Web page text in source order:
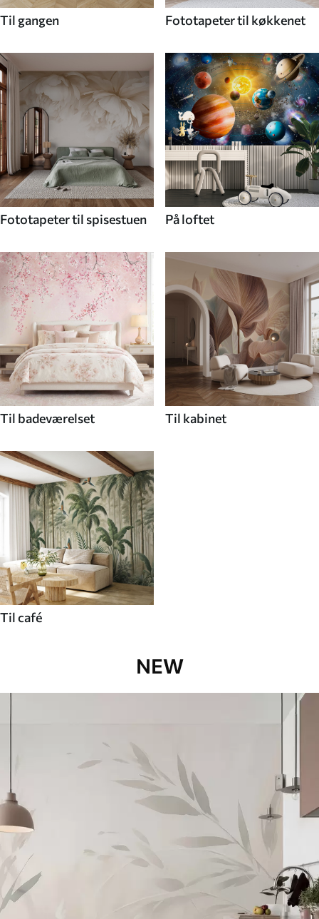
Til gangen Fototapeter til køkkenet
Fototapeter til spisestuen På loftet
Til badeværelset Til kabinet
Til café
NEW